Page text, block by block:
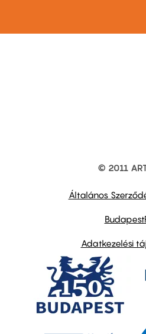
© 2011
Általános
Adatkezelési